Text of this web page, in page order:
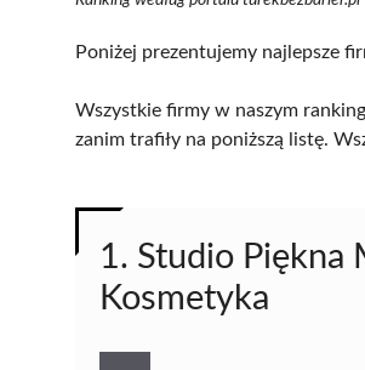
Poniżej prezentujemy najlepsze
Wszystkie firmy w naszym
zanim trafiły na poniższą listę.
1. Studio Piękna
Kosmetyka